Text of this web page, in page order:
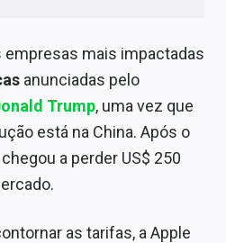
empresas mais impactadas
anunciadas pelo
Trump, uma vez que
está na China. Após o
a perder US$ 250
as tarifas, a Apple